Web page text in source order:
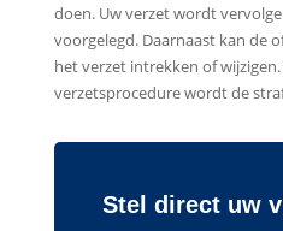
doen. Uw verzet wordt
voorgelegd. Daarnaast kan de
het verzet intrekken of
verzetsprocedure wordt de
Stel direct uw